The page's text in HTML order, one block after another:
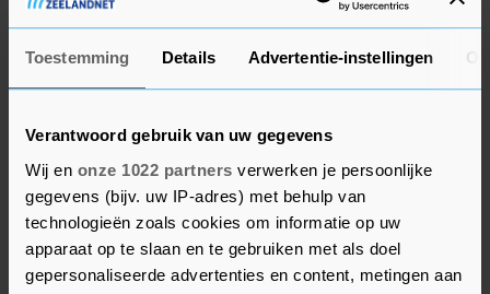
Toestemming Details Advertentie-instellingen
Verantwoord gebruik van uw gegevens
Wij en onze 1022 partners verwerken je persoonlijke
gegevens (bijv. uw IP-adres) met behulp van
technologieën zoals cookies om informatie op uw
apparaat op te slaan en te gebruiken met als doel
gepersonaliseerde advertenties en content, metingen aan
Santokhi zei verder dat Rutte op zijn verzoek een
goed woordje voor Suriname heeft gedaan bij de
directeur van het Internationaal Monetair Fonds
(IMF). Dit gebeurde in het kader van de
herschikking van de schulden waar Suriname
middenin zit, zo vertelde Santokhi.